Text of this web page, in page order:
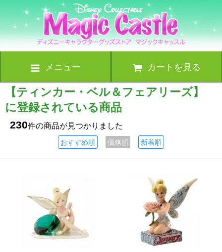
メニュー カートを見る
【ティンカー・ベル＆フェアリーズ】
に登録されている商品
230件の商品が見つかりました
おすすめ順 価格順 新着順